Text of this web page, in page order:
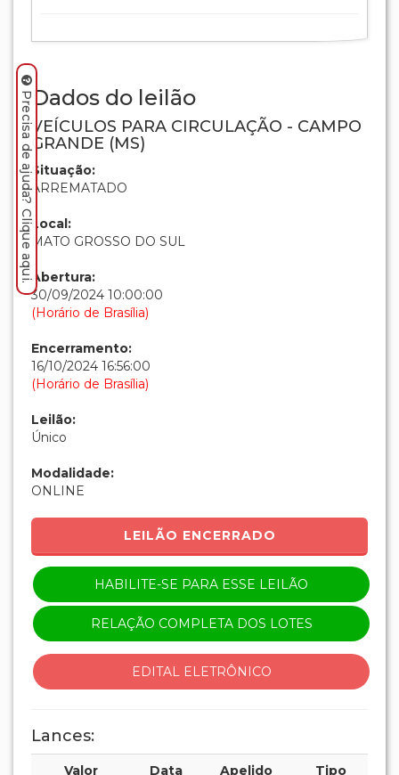
Dados do leilão
VEÍCULOS PARA CIRCULAÇÃO - CAMPO
GRANDE (MS)
Situação:
ARREMATADO
Local:
MATO GROSSO DO SUL
Abertura:
30/09/2024 10:00:00
(Horário de Brasília)
Encerramento:
16/10/2024 16:56:00
(Horário de Brasília)
Leilão:
Único
Modalidade:
ONLINE
LEILÃO ENCERRADO
HABILITE-SE PARA ESSE LEILÃO
RELAÇÃO COMPLETA DOS LOTES
EDITAL ELETRÔNICO
Lances:
Valor Data Apelido Tipo
Precisa de ajuda? Clique aqui.